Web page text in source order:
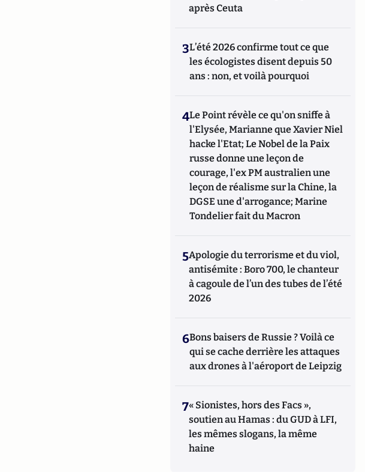
après Ceuta
3L’été 2026 confirme tout ce que
les écologistes disent depuis 50
ans : non, et voilà pourquoi
4Le Point révèle ce qu'on sniffe à
l'Elysée, Marianne que Xavier Niel
hacke l'Etat; Le Nobel de la Paix
russe donne une leçon de
courage, l'ex PM australien une
leçon de réalisme sur la Chine, la
DGSE une d'arrogance; Marine
Tondelier fait du Macron
5Apologie du terrorisme et du viol,
antisémite : Boro 700, le chanteur
à cagoule de l’un des tubes de l’été
2026
6Bons baisers de Russie ? Voilà ce
qui se cache derrière les attaques
aux drones à l'aéroport de Leipzig
7« Sionistes, hors des Facs »,
soutien au Hamas : du GUD à LFI,
les mêmes slogans, la même
haine